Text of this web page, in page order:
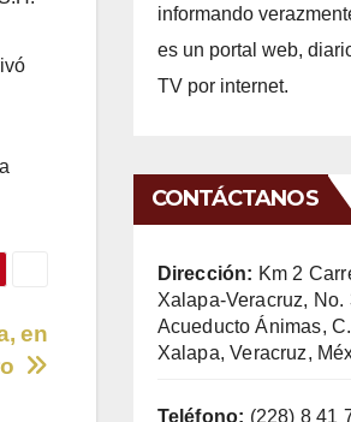
en
informando
es un portal web,
TV por internet.
CONTÁCTANOS
Dirección: Km 2
Xalapa-Veracruz, No.
Acueducto Ánimas,
Xalapa, Veracruz,
Teléfono: (228) 8 41